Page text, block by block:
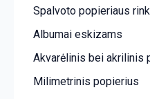
Spalvoto popieriaus
Albumai eskizams
Akvarėlinis bei akrilinis
Milimetrinis popierius